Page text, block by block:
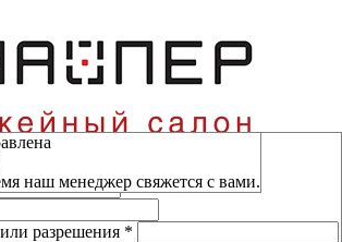
разрешения *
наш менеджер свяжется с вами.